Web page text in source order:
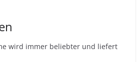
wird immer beliebter und liefert